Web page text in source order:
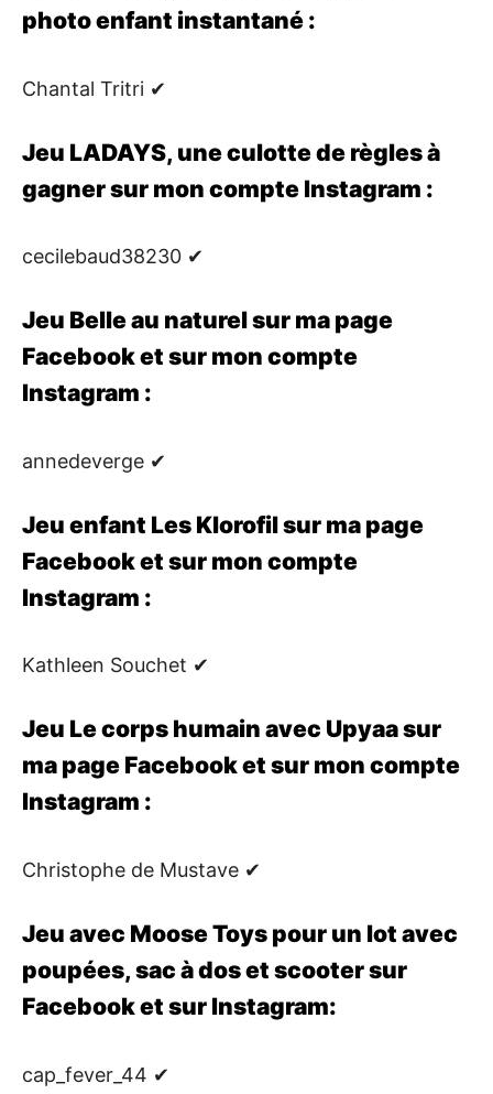
photo enfant instantané :
Chantal Tritri ✔
Jeu LADAYS, une culotte de règles à
gagner sur mon compte Instagram :
cecilebaud38230 ✔
Jeu Belle au naturel sur ma page
Facebook et sur mon compte
Instagram :
annedeverge ✔
Jeu enfant Les Klorofil sur ma page
Facebook et sur mon compte
Instagram :
Kathleen Souchet ✔
Jeu Le corps humain avec Upyaa sur
ma page Facebook et sur mon compte
Instagram :
Christophe de Mustave ✔
Jeu avec Moose Toys pour un lot avec
poupées, sac à dos et scooter sur
Facebook et sur Instagram:
cap_fever_44 ✔